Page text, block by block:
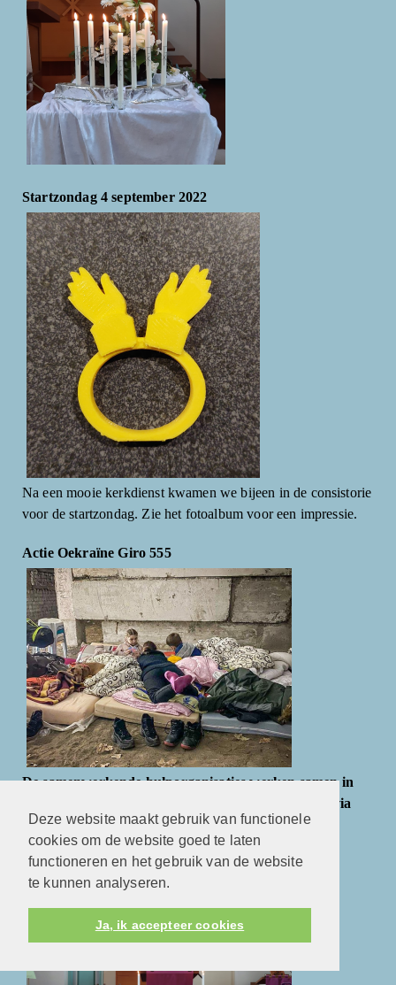
Deze website maakt gebruik van functionele
cookies om de website goed te laten
functioneren en het gebruik van de website
te kunnen analyseren.
Ja, ik accepteer cookies
Startzondag 4 september 2022
Na een mooie kerkdienst kwamen we bijeen in de consistorie
voor de startzondag. Zie het fotoalbum voor een impressie.
Actie Oekraïne Giro 555
De samenwerkende hulporganisaties werken samen in
een nationale actie voor Oekraïne. Steun Oekraïne via
Giro 555.
Eerste Advent